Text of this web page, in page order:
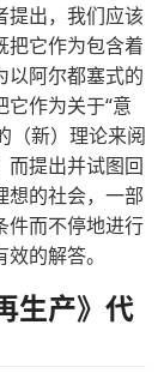
提出，我们应该
把它作为包含着
以阿尔都塞式的
作为关于“意
（新）理论来阅
而提出并试图回
想的社会，一部
件而不停地进行
的解答。
生产》代